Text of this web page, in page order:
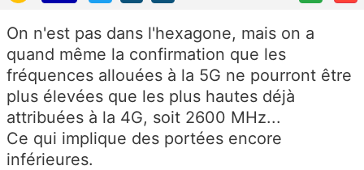
On n'est pas dans l'hexagone, mais on a
quand même la confirmation que les
fréquences allouées à la 5G ne pourront être
plus élevées que les plus hautes déjà
attribuées à la 4G, soit 2600 MHz...
Ce qui implique des portées encore
inférieures.